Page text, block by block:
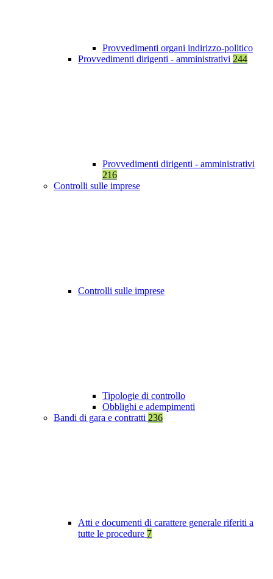
Provvedimenti organi indirizzo-politico
Provvedimenti dirigenti - amministrativi 244
Provvedimenti dirigenti - amministrativi
216
Controlli sulle imprese
Controlli sulle imprese
Tipologie di controllo
Obblighi e adempimenti
Bandi di gara e contratti 236
Atti e documenti di carattere generale riferiti a
tutte le procedure 7